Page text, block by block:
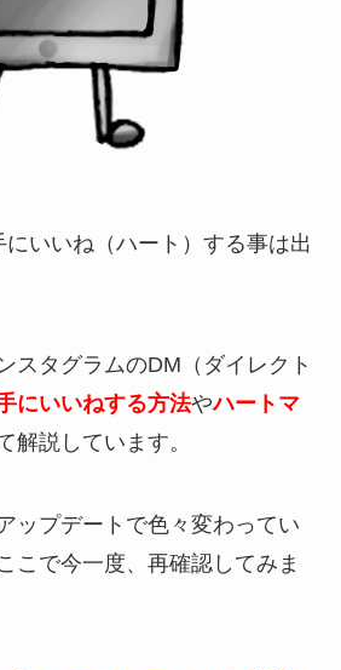
いいね（ハート）する事は出
スタグラムのDM（ダイレクト
にいいねする方法やハートマ
解説しています。
ップデートで色々変わってい
こで今一度、再確認してみま